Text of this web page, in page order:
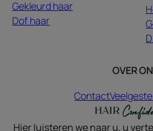
Uw
Gekleurd haar
Dof haar
OVER
Contact
Hier luisteren we naar u, u